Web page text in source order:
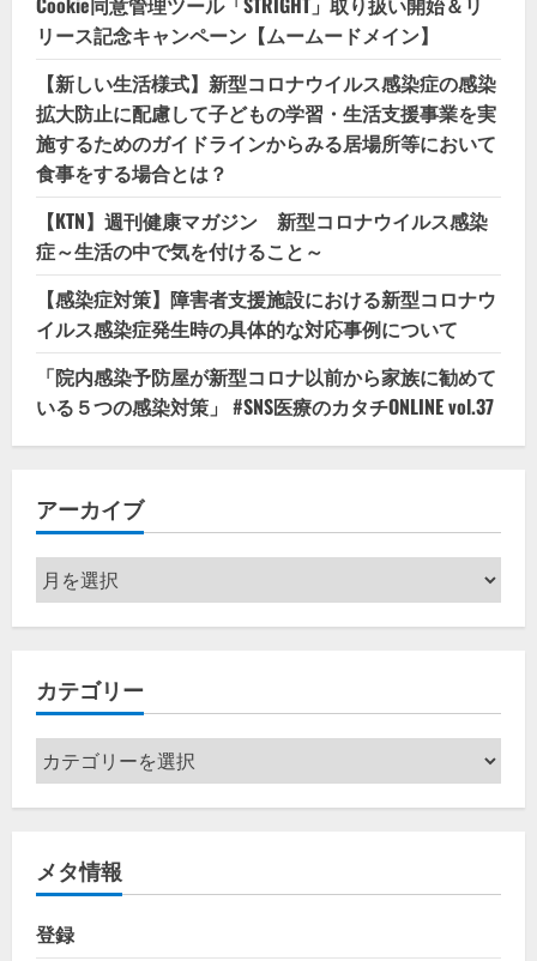
リース記念キャンペーン【ムームードメイン】
【新しい生活様式】新型コロナウイルス感染症の感染
拡大防止に配慮して子どもの学習・生活支援事業を実
施するためのガイドラインからみる居場所等において
食事をする場合とは？
【KTN】週刊健康マガジン 新型コロナウイルス感染
症～生活の中で気を付けること～
【感染症対策】障害者支援施設における新型コロナウ
イルス感染症発生時の具体的な対応事例について
「院内感染予防屋が新型コロナ以前から家族に勧めて
いる５つの感染対策」 #SNS医療のカタチONLINE vol.37
アーカイブ
ア
ー
カ
ブ
カテゴリー
カ
テ
ゴ
ー
メタ情報
登録